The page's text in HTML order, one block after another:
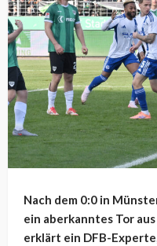
Nach dem 0:0 in
ein aberkanntes Tor
erklärt ein DFB-